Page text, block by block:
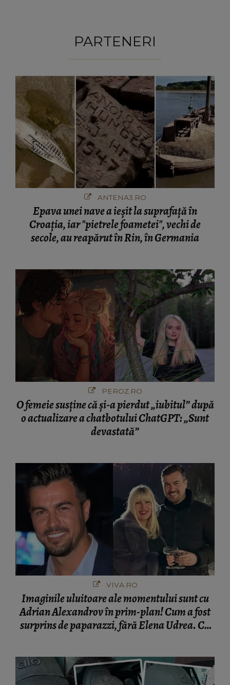
PARTENERI
ANTENA3.RO
Epava unei nave a ieșit la suprafață în
Croația, iar "pietrele foametei", vechi de
secole, au reapărut în Rin, în Germania
PEROZ.RO
O femeie susține că și-a pierdut „iubitul” după
o actualizare a chatbotului ChatGPT: „Sunt
devastată”
VIVA.RO
Imaginile uluitoare ale momentului sunt cu
Adrian Alexandrov în prim-plan! Cum a fost
surprins de paparazzi, fără Elena Udrea. Cu